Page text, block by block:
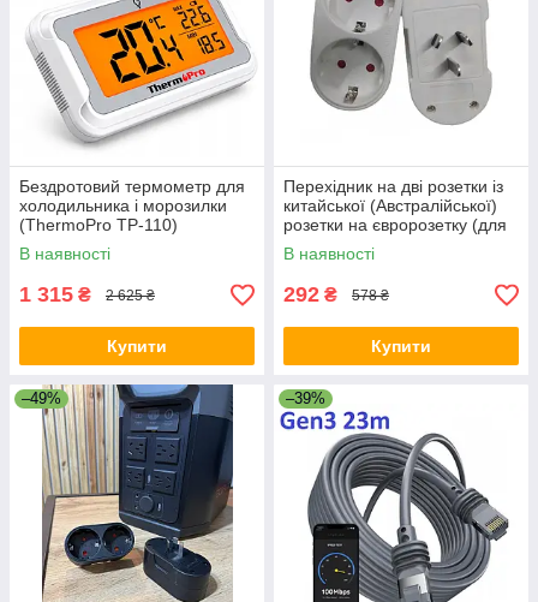
Бездротовий термометр для
холодильника і морозилки
(ThermoPro TP-110)
В наявності
1 315 ₴ 2 625 ₴
Купити
Перехідник на дві розетки із
китайської (Австралійської)
розетки на євророзетку (для
Ecoflow) 10А / 250В для
подорожей Білий
В наявності
292 ₴ 578 ₴
Купити
–49% –39%